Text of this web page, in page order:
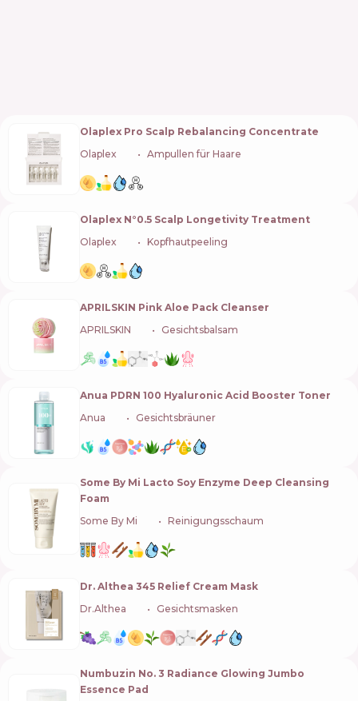
Olaplex Pro Scalp Rebalancing Concentrate
Olaplex
Ampullen für Haare
Olaplex N°0.5 Scalp Longetivity Treatment
Olaplex
Kopfhautpeeling
APRILSKIN Pink Aloe Pack Cleanser
APRILSKIN
Gesichtsbalsam
Anua PDRN 100 Hyaluronic Acid Booster Toner
Anua
Gesichtsbräuner
Some By Mi Lacto Soy Enzyme Deep Cleansing
Foam
Some By Mi
Reinigungsschaum
Dr. Althea 345 Relief Cream Mask
Dr.Althea
Gesichtsmasken
Numbuzin No. 3 Radiance Glowing Jumbo
Essence Pad